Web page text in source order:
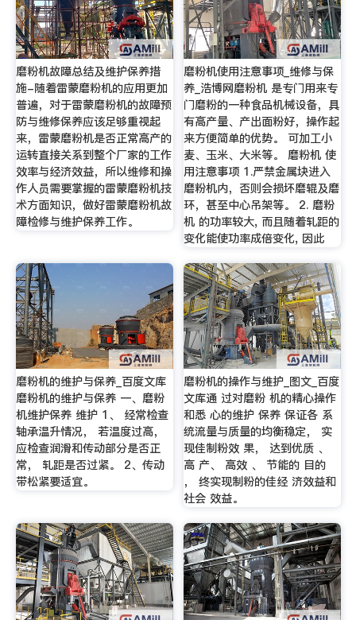
磨粉机故障总结及维护保养措
施-随着雷蒙磨粉机的应用更加
普遍，对于雷蒙磨粉机的故障预
防与维修保养应该足够重视起
来，雷蒙磨粉机是否正常高产的
运转直接关系到整个厂家的工作
效率与经济效益，所以维修和操
作人员需要掌握的雷蒙磨粉机技
术方面知识，做好雷蒙磨粉机故
障检修与维护保养工作。
磨粉机使用注意事项_维修与保
养_浩博网磨粉机 是专门用来专
门磨粉的一种食品机械设备，具
有高产量、产出面粉好，操作起
来方便简单的优势。 可加工小
麦、玉米、大米等。 磨粉机 使
用注意事项 1.严禁金属块进入
磨粉机内，否则会损坏磨辊及磨
环，甚至中心吊架等。 2. 磨粉
机 的功率较大, 而且随着轧距的
变化能使功率成倍变化, 因此
磨粉机的维护与保养_百度文库
磨粉机的维护与保养 一、磨粉
机维护保养 维护 1、 经常检查
轴承温升情况， 若温度过高，
应检查润滑和传动部分是否正
常， 轧距是否过紧。 2、传动
带松紧要适宜。
磨粉机的操作与维护_图文_百度
文库通 过对磨粉 机的精心操作
和悉 心的维护 保养 保证各 系
统流量与质量的均衡稳定， 实
现佳制粉效 果， 达到优质 、
高 产、 高效 、 节能的 目的
， 终实现制粉的佳经 济效益和
社会 效益。